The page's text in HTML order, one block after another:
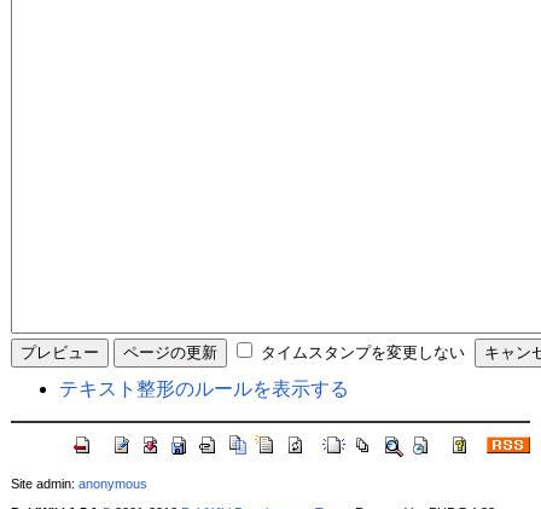
タイムスタンプを変更しない
テキスト整形のルールを表示する
Site admin: anonymous